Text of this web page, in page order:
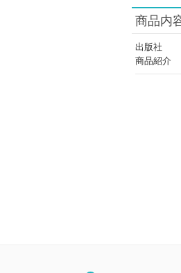
商品内
出版社
商品紹介